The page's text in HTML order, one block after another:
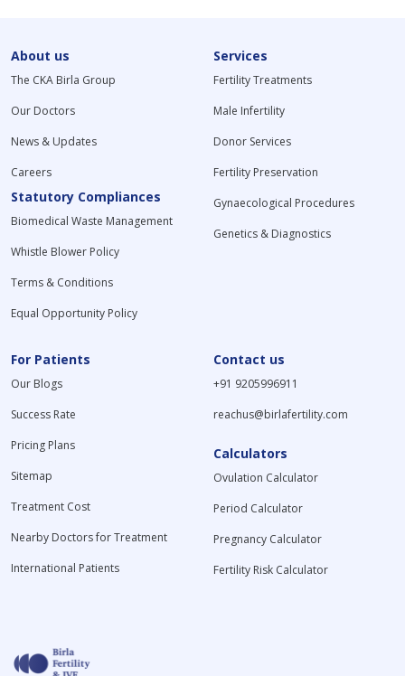
About us
The CKA Birla Group
Our Doctors
News & Updates
Careers
Statutory Compliances
Biomedical Waste Management
Whistle Blower Policy
Terms & Conditions
Equal Opportunity Policy
Services
Fertility Treatments
Male Infertility
Donor Services
Fertility Preservation
Gynaecological Procedures
Genetics & Diagnostics
For Patients
Our Blogs
Success Rate
Pricing Plans
Sitemap
Treatment Cost
Nearby Doctors for Treatment
International Patients
Contact us
+91 9205996911
reachus@birlafertility.com
Calculators
Ovulation Calculator
Period Calculator
Pregnancy Calculator
Fertility Risk Calculator